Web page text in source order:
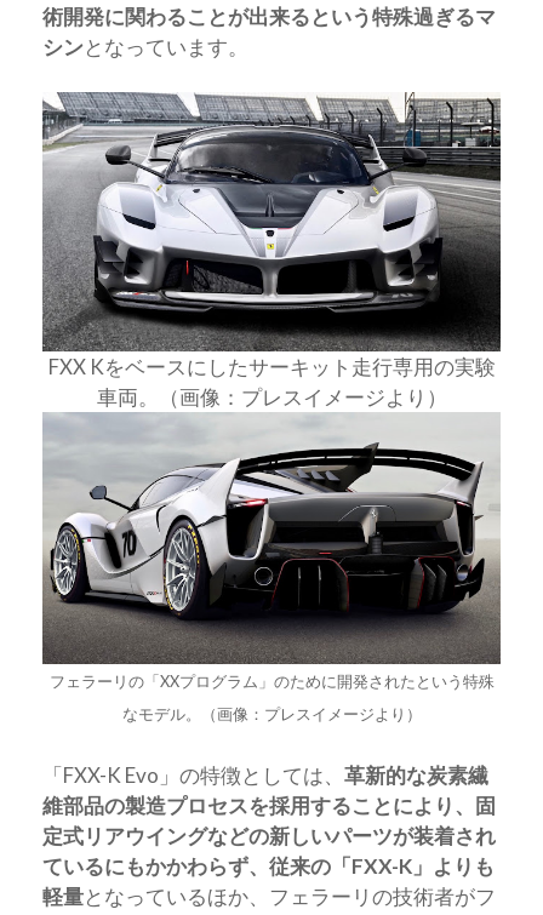
術開発に関わることが出来るという特殊過ぎるマ
シンとなっています。
FXX Kをベースにしたサーキット走行専用の実験
車両。（画像：プレスイメージより）
フェラーリの「XXプログラム」のために開発されたという特殊
なモデル。（画像：プレスイメージより）
「FXX-K Evo」の特徴としては、 革新的な炭素繊
維部品の製造プロセスを採用することにより、固
定式リアウイングなどの新しいパーツが装着され
ているにもかかわらず、従来の「FXX-K」よりも
軽量となっているほか、フェラーリの技術者がフ